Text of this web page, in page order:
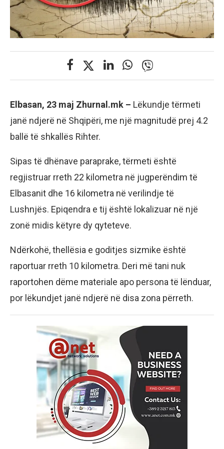
Elbasan, 23 maj Zhurnal.mk – Lëkundje tërmeti
janë ndjerë në Shqipëri, me një magnitudë prej 4.2
ballë të shkallës Rihter.
Sipas të dhënave paraprake, tërmeti është
regjistruar rreth 22 kilometra në jugperëndim të
Elbasanit dhe 16 kilometra në verilindje të
Lushnjës. Epiqendra e tij është lokalizuar në një
zonë midis këtyre dy qyteteve.
Ndërkohë, thellësia e goditjes sizmike është
raportuar rreth 10 kilometra. Deri më tani nuk
raportohen dëme materiale apo persona të lënduar,
por lëkundjet janë ndjerë në disa zona përreth.